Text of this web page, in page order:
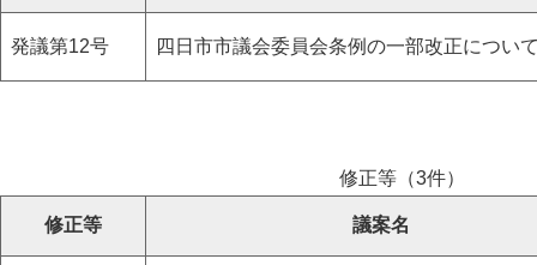
発議第12号 四日市市議会委員会条例の一部改正につい
修正等（3件）
修正等 議案名